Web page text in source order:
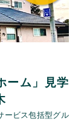
ーム」見学
ビス包括型グル